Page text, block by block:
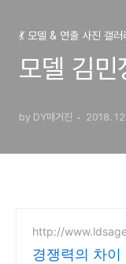
💃 모델 & 연출 사진 갤러
모델 김민
by DY매거진 2018.
http://
경쟁력의 차이